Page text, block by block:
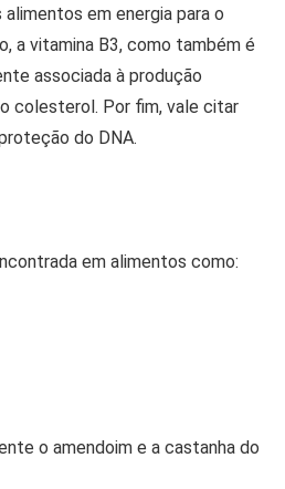
em energia para o
a vitamina B3, como também é
associada à produção
colesterol. Por fim, vale citar
do DNA.
em alimentos como:
o amendoim e a castanha do